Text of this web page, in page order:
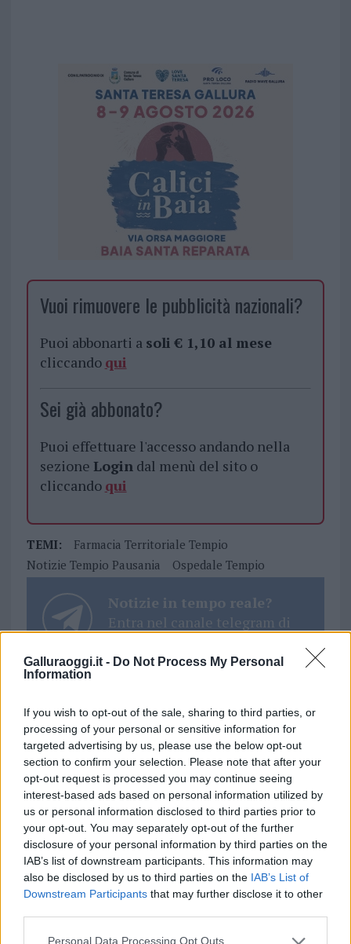
Galluraoggi.it - Do Not Process My Personal
Information
If you wish to opt-out of the sale, sharing to third parties, or
processing of your personal or sensitive information for
targeted advertising by us, please use the below opt-out
section to confirm your selection. Please note that after your
opt-out request is processed you may continue seeing
interest-based ads based on personal information utilized by
us or personal information disclosed to third parties prior to
your opt-out. You may separately opt-out of the further
disclosure of your personal information by third parties on the
IAB’s list of downstream participants. This information may
also be disclosed by us to third parties on the IAB’s List of
Downstream Participants that may further disclose it to other
Please note that this website/app uses one or more Google
Personal Data Processing Opt Outs
Vuoi rimuovere le pubblicità nazionali?
Puoi abbonarti a soli € 1,10 al mese
cliccando qui
Sei già abbonato?
Puoi effettuare l'accesso andando nella
sezione Logindal menù del sito o
cliccando qui
TEMI:
Farmacia Territoriale Tempio
Notizie Tempio Pausania
Ospedale Tempio
Notizie in tempo reale?
Entra nel canale telegram di
Inviaci le tue segnalazioni,
i tuoi video e le tue foto
Su WhatsApp al numero +39
345 356 7512
Ricevi le nostre ultime news
daGoogle News